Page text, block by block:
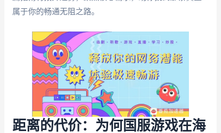
属于你的畅通无阻之路。
距离的代价：为何国服游戏在海